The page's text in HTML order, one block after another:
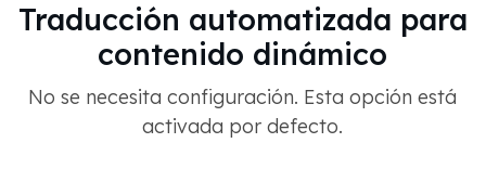
Traducción automatizada para
contenido dinámico
No se necesita configuración. Esta opción está
activada por defecto.